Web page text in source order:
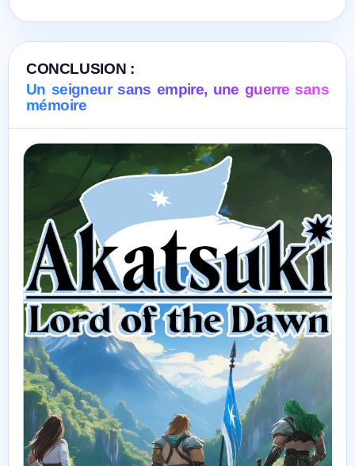
CONCLUSION :
Un seigneur sans empire, une guerre sans
mémoire